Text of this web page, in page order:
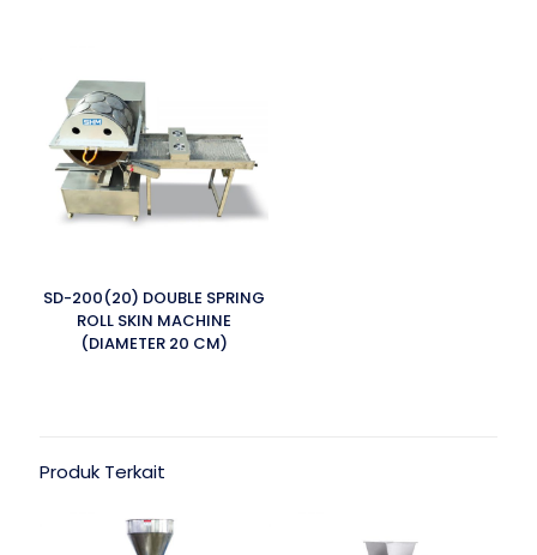
SD-200(20) DOUBLE SPRING
ROLL SKIN MACHINE
(DIAMETER 20 CM)
Produk Terkait